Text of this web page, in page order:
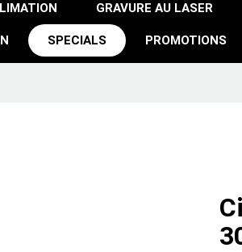
GRAVURE AU LASER
SPECIALS PROMOTIONS